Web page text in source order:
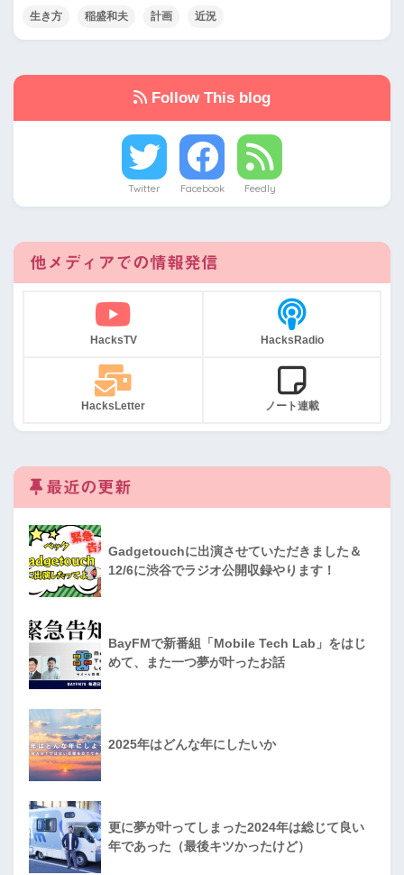
生き方 稲盛和夫 計画 近況
Follow This blog
Twitter Facebook Feedly
他メディアでの情報発信
HacksTV HacksRadio
HacksLetter ノート連載
最近の更新
Gadgetouchに出演させていただきました＆
12/6に渋谷でラジオ公開収録やります！
BayFMで新番組「Mobile Tech Lab」をはじ
めて、また一つ夢が叶ったお話
2025年はどんな年にしたいか
更に夢が叶ってしまった2024年は総じて良い
年であった（最後キツかったけど）